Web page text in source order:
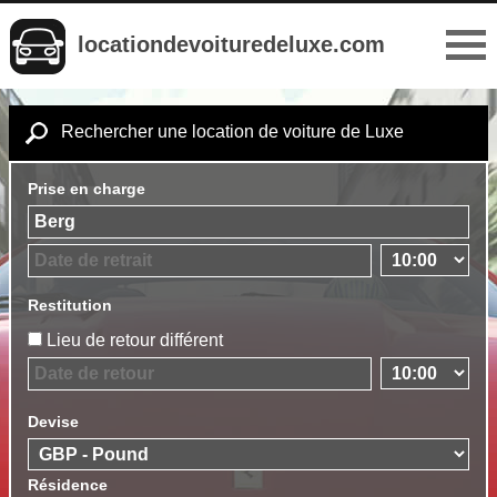
locationdevoituredeluxe.com
Rechercher une location de voiture de Luxe
Prise en charge
Restitution
Lieu de retour différent
Devise
Résidence